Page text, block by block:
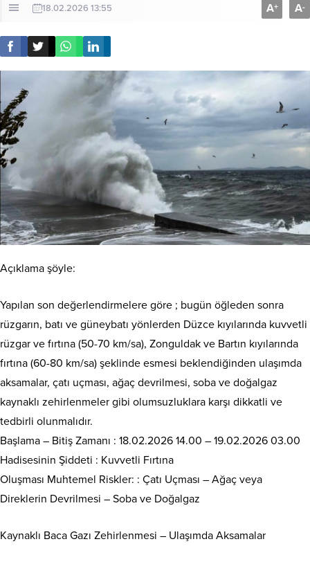
18.02.2026 13:55 A+ A-
Açıklama şöyle:
Yapılan son değerlendirmelere göre ; bugün öğleden sonra
rüzgarın, batı ve güneybatı yönlerden Düzce kıyılarında kuvvetli
rüzgar ve fırtına (50-70 km/sa), Zonguldak ve Bartın kıyılarında
fırtına (60-80 km/sa) şeklinde esmesi beklendiğinden ulaşımda
aksamalar, çatı uçması, ağaç devrilmesi, soba ve doğalgaz
kaynaklı zehirlenmeler gibi olumsuzluklara karşı dikkatli ve
tedbirli olunmalıdır.
Başlama – Bitiş Zamanı : 18.02.2026 14.00 – 19.02.2026 03.00
Hadisesinin Şiddeti : Kuvvetli Fırtına
Oluşması Muhtemel Riskler: : Çatı Uçması – Ağaç veya
Direklerin Devrilmesi – Soba ve Doğalgaz
Kaynaklı Baca Gazı Zehirlenmesi – Ulaşımda Aksamalar